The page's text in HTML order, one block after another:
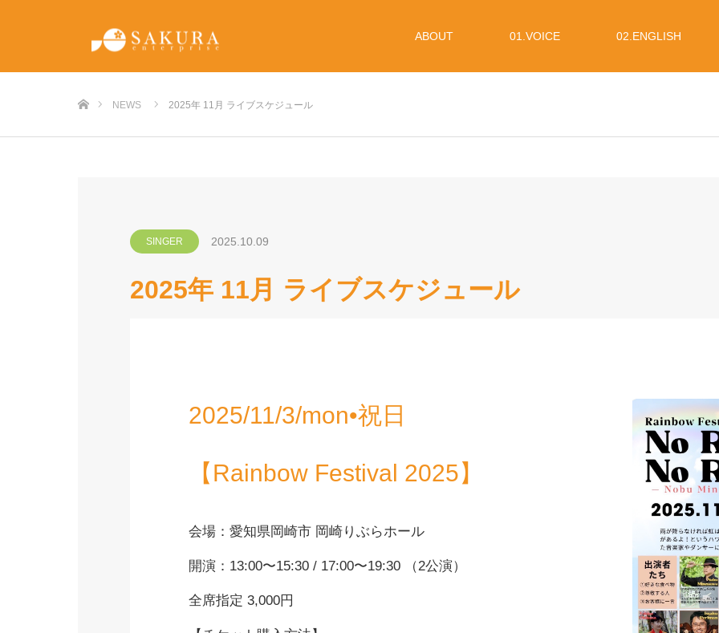
ABOUT 01.VOICE 02.ENGLISH
NEWS 2025年 11月 ライブスケジュール
SINGER 2025.10.09
2025年 11月 ライブスケジュール
2025/11/3/mon•祝日
【Rainbow Festival 2025】
会場：愛知県岡崎市 岡崎りぶらホール
開演：13:00〜15:30 / 17:00〜19:30 （2公演）
全席指定 3,000円